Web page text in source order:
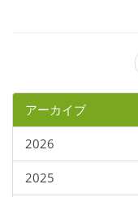
アーカイブ
2026
2025